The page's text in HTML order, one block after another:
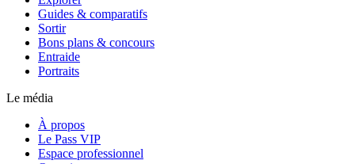
Guides & comparatifs
Sortir
Bons plans & concours
Entraide
Portraits
Le média
À propos
Le Pass VIP
Espace professionnel